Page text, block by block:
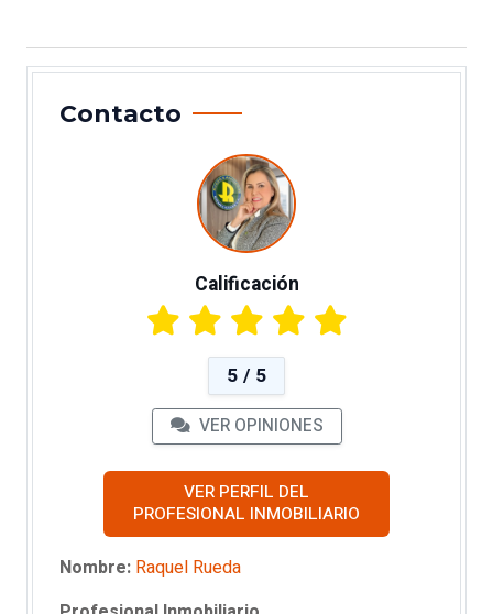
Contacto
Calificación
5 / 5
VER OPINIONES
VER PERFIL DEL
PROFESIONAL INMOBILIARIO
Nombre: Raquel Rueda